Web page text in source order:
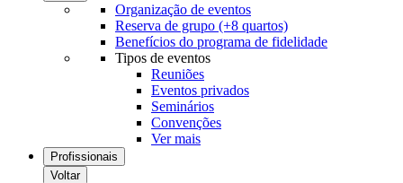
Organização de eventos
Reserva de grupo (+8 quartos)
Benefícios do programa de fidelidade
Tipos de eventos
Reuniões
Eventos privados
Seminários
Convenções
Ver mais
Profissionais
Voltar